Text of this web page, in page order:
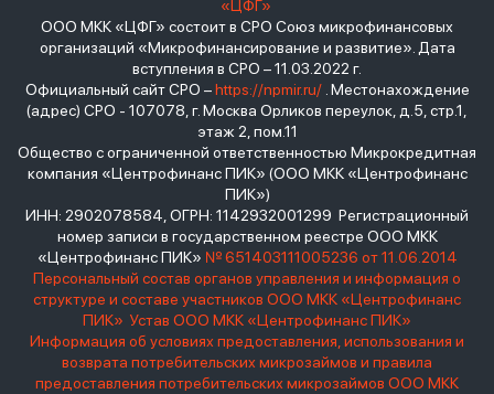
«ЦФГ»
ООО МКК «ЦФГ» состоит в СРО Союз микрофинансовых
организаций «Микрофинансирование и развитие». Дата
вступления в СРО – 11.03.2022 г.
Официальный сайт СРО –https://npmir.ru/. Местонахождение
(адрес) СРО - 107078, г. Москва Орликов переулок, д.5, стр.1,
этаж 2, пом.11
Общество с ограниченной ответственностью Микрокредитная
компания «Центрофинанс ПИК» (ООО МКК «Центрофинанс
ПИК»)
ИНН: 2902078584, ОГРН: 1142932001299 Регистрационный
номер записи в государственном реестре ООО МКК
«Центрофинанс ПИК» № 651403111005236 от 11.06.2014
Персональный состав органов управления и информация о
структуре и составе участников ООО МКК «Центрофинанс
ПИК» Устав ООО МКК «Центрофинанс ПИК»
Информация об условиях предоставления, использования и
возврата потребительских микрозаймов и правила
предоставления потребительских микрозаймов ООО МКК